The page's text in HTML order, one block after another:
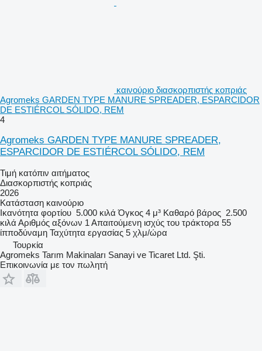
καινούριο διασκορπιστής κοπριάς
Agromeks GARDEN TYPE MANURE SPREADER, ESPARCIDOR
DE ESTIÉRCOL SÓLIDO, REM
4
Agromeks GARDEN TYPE MANURE SPREADER,
ESPARCIDOR DE ESTIÉRCOL SÓLIDO, REM
Τιμή κατόπιν αιτήματος
Διασκορπιστής κοπριάς
2026
Κατάσταση καινούριο
Ικανότητα φορτίου 5.000 κιλά Όγκος 4 μ³ Καθαρό βάρος 2.500
κιλά Αριθμός αξόνων 1 Απαιτούμενη ισχύς του τράκτορα 55
ίπποδύναμη Ταχύτητα εργασίας 5 χλμ/ώρα
Τουρκία
Agromeks Tarım Makinaları Sanayi ve Ticaret Ltd. Şti.
Επικοινωνία με τον πωλητή